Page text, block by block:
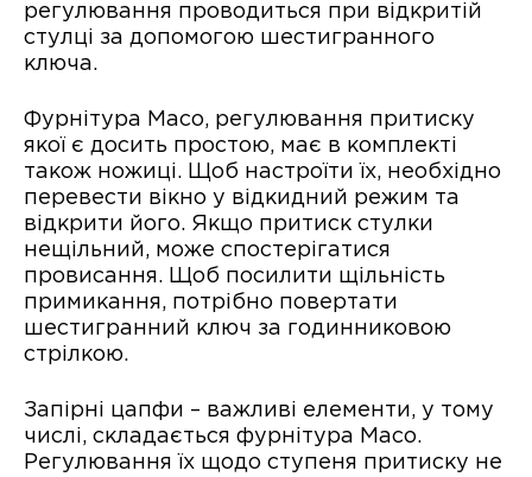
регулювання проводиться при відкритій
стулці за допомогою шестигранного
ключа.
Фурнітура Maco, регулювання притиску
якої є досить простою, має в комплекті
також ножиці. Щоб настроїти їх, необхідно
перевести вікно у відкидний режим та
відкрити його. Якщо притиск стулки
нещільний, може спостерігатися
провисання. Щоб посилити щільність
примикання, потрібно повертати
шестигранний ключ за годинниковою
стрілкою.
Запірні цапфи – важливі елементи, у тому
числі, складається фурнітура Maco.
Регулювання їх щодо ступеня притиску не